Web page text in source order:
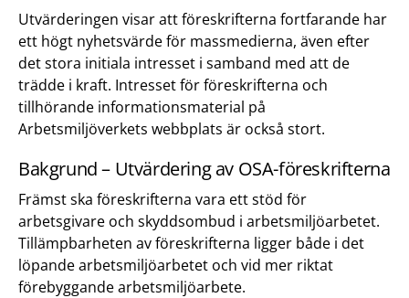
Utvärderingen visar att föreskrifterna fortfarande har
ett högt nyhetsvärde för massmedierna, även efter
det stora initiala intresset i samband med att de
trädde i kraft. Intresset för föreskrifterna och
tillhörande informationsmaterial på
Arbetsmiljöverkets webbplats är också stort.
Bakgrund – Utvärdering av OSA-föreskrifterna
Främst ska föreskrifterna vara ett stöd för
arbetsgivare och skyddsombud i arbetsmiljöarbetet.
Tillämpbarheten av föreskrifterna ligger både i det
löpande arbetsmiljöarbetet och vid mer riktat
förebyggande arbetsmiljöarbete.